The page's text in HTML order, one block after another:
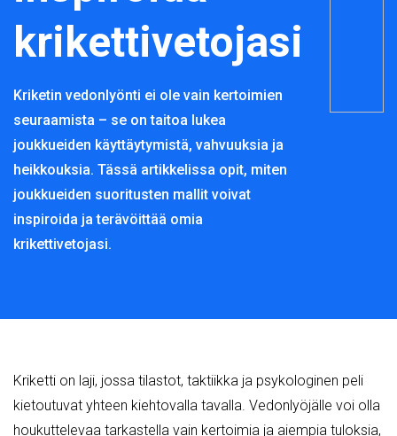
krikettivetojasi
Kriketin vedonlyönti ei ole vain kertoimien
seuraamista – se on taitoa lukea
joukkueiden käyttäytymistä, vahvuuksia ja
heikkouksia. Tässä artikkelissa opit, miten
joukkueiden suoritusten mallit voivat
inspiroida ja terävöittää omia
krikettivetojasi.
Kriketti on laji, jossa tilastot, taktiikka ja psykologinen peli
kietoutuvat yhteen kiehtovalla tavalla. Vedonlyöjälle voi olla
houkuttelevaa tarkastella vain kertoimia ja aiempia tuloksia,